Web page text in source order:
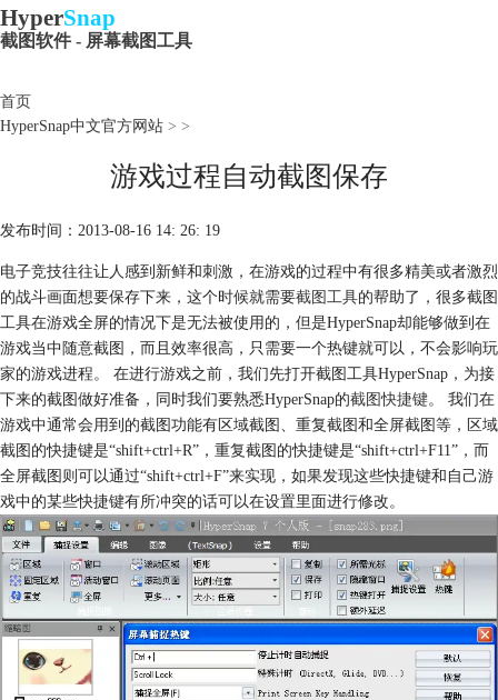
HyperSnap
截图软件 - 屏幕截图工具
首页
HyperSnap中文官方网站 > >
游戏过程自动截图保存
发布时间：2013-08-16 14: 26: 19
电子竞技往往让人感到新鲜和刺激，在游戏的过程中有很多精美或者激烈
的战斗画面想要保存下来，这个时候就需要截图工具的帮助了，很多截图
工具在游戏全屏的情况下是无法被使用的，但是HyperSnap却能够做到在
游戏当中随意截图，而且效率很高，只需要一个热键就可以，不会影响玩
家的游戏进程。 在进行游戏之前，我们先打开截图工具HyperSnap，为接
下来的截图做好准备，同时我们要熟悉HyperSnap的截图快捷键。 我们在
游戏中通常会用到的截图功能有区域截图、重复截图和全屏截图等，区域
截图的快捷键是“shift+ctrl+R”，重复截图的快捷键是“shift+ctrl+F11”，而
全屏截图则可以通过“shift+ctrl+F”来实现，如果发现这些快捷键和自己游
戏中的某些快捷键有所冲突的话可以在设置里面进行修改。